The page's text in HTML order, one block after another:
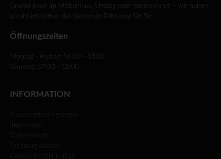
Großeinkauf im Möbelhaus, Umzug oder Vereinsfahrt – wir haben
garantiert immer das passende Fahrzeug für Sie.
Öffnungszeiten
Montag - Freitag: 06:00 - 18:00
Samstag: 07:00 - 12:00
INFORMATION
Nutzungsbedingungen
Fahrzeug suchen
Cookie-Richtlinie (EU)